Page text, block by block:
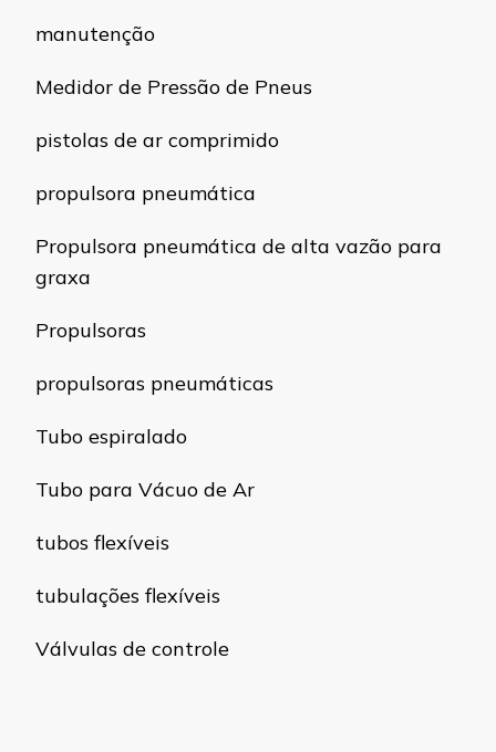
manutenção
Medidor de Pressão de Pneus
pistolas de ar comprimido
propulsora pneumática
Propulsora pneumática de alta vazão para
graxa
Propulsoras
propulsoras pneumáticas
Tubo espiralado
Tubo para Vácuo de Ar
tubos flexíveis
tubulações flexíveis
Válvulas de controle